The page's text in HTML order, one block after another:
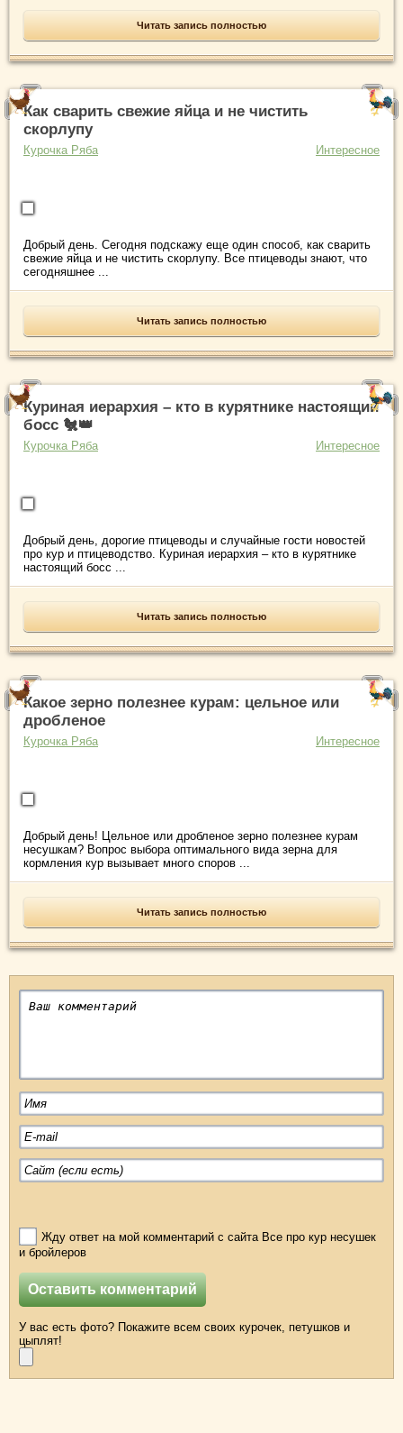
Читать запись полностью
Как сварить свежие яйца и не чистить
скорлупу
Курочка Ряба Интересное
Добрый день. Сегодня подскажу еще один способ, как сварить
свежие яйца и не чистить скорлупу. Все птицеводы знают, что
сегодняшнее ...
Читать запись полностью
Куриная иерархия – кто в курятнике настоящий
босс 🐔👑
Курочка Ряба Интересное
Добрый день, дорогие птицеводы и случайные гости новостей
про кур и птицеводство. Куриная иерархия – кто в курятнике
настоящий босс ...
Читать запись полностью
Какое зерно полезнее курам: цельное или
дробленое
Курочка Ряба Интересное
Добрый день! Цельное или дробленое зерно полезнее курам
несушкам? Вопрос выбора оптимального вида зерна для
кормления кур вызывает много споров ...
Читать запись полностью
Жду ответ на мой комментарий с сайта Все про кур несушек
и бройлеров
У вас есть фото? Покажите всем своих курочек, петушков и
цыплят!